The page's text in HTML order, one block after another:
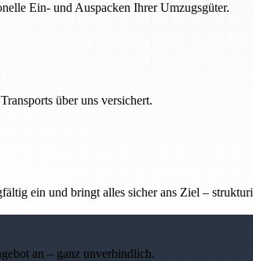
Ein- und Auspacken Ihrer Umzugsgüter.
über uns versichert.
ein und bringt alles sicher ans Ziel –
an – ganz unverbindlich.